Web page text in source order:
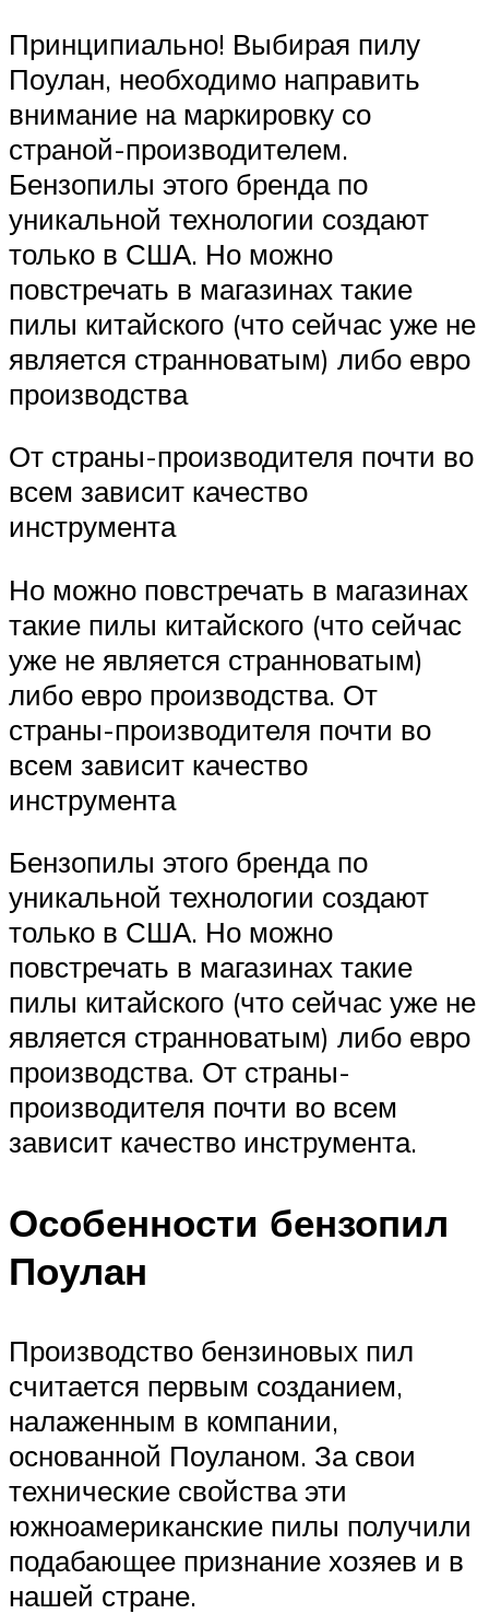
Принципиально! Выбирая пилу
Поулан, необходимо направить
внимание на маркировку со
страной-производителем.
Бензопилы этого бренда по
уникальной технологии создают
только в США. Но можно
повстречать в магазинах такие
пилы китайского (что сейчас уже не
является странноватым) либо евро
производства
От страны-производителя почти во
всем зависит качество
инструмента
Но можно повстречать в магазинах
такие пилы китайского (что сейчас
уже не является странноватым)
либо евро производства. От
страны-производителя почти во
всем зависит качество
инструмента
Бензопилы этого бренда по
уникальной технологии создают
только в США. Но можно
повстречать в магазинах такие
пилы китайского (что сейчас уже не
является странноватым) либо евро
производства. От страны-
производителя почти во всем
зависит качество инструмента.
Особенности бензопил
Поулан
Производство бензиновых пил
считается первым созданием,
налаженным в компании,
основанной Поуланом. За свои
технические свойства эти
южноамериканские пилы получили
подабающее признание хозяев и в
нашей стране.